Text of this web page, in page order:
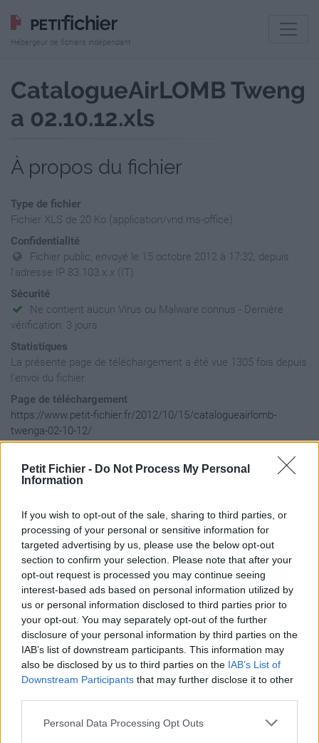
Petit Fichier - Do Not Process My Personal
Information
If you wish to opt-out of the sale, sharing to third parties, or
processing of your personal or sensitive information for
targeted advertising by us, please use the below opt-out
section to confirm your selection. Please note that after your
opt-out request is processed you may continue seeing
interest-based ads based on personal information utilized by
us or personal information disclosed to third parties prior to
your opt-out. You may separately opt-out of the further
disclosure of your personal information by third parties on the
IAB’s list of downstream participants. This information may
also be disclosed by us to third parties on the IAB’s List of
Downstream Participants that may further disclose it to other
Personal Data Processing Opt Outs
Hébergeur de fichiers indépendant
CatalogueAirLOMB Tweng
a 02.10.12.xls
À propos du fichier
Type de fichier
Fichier XLS de 20 Ko (application/vnd.ms-office)
Confidentialité
Fichier public, envoyé le 15 octobre 2012 à 17:32, depuis
l'adresse IP 83.103.x.x (IT)
Sécurité
Ne contient aucun Virus ou Malware connus - Dernière
vérification: 3 jours
Statistiques
La présente page de téléchargement a été vue 1305 fois depuis
l'envoi du fichier
Page de téléchargement
https://www.petit-fichier.fr/2012/10/15/catalogueairlomb-
twenga-02-10-12/
Copier
sur le Web et les réseaux
sociaux:
Télécharger le fichier Catalogue
AirLOMB_Twenga_02.10.12.xls